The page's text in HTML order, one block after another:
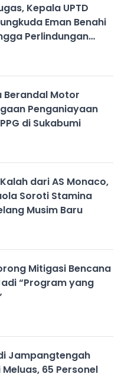
Kepala UPTD
Eman Benahi
Perlindungan
Berandal Motor
Penganiayaan
di Sukabumi
dari AS Monaco,
Soroti Stamina
Musim Baru
Mitigasi Bencana
“Program yang
Jampangtengah
65 Personel